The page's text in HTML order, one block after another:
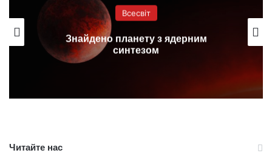
Всесвіт
Знайдено планету з ядерним
синтезом
Читайте нас